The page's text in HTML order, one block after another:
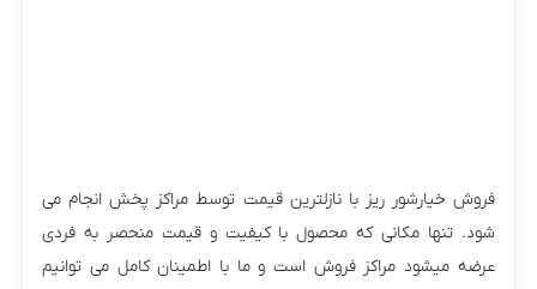
فروش خیارشور ریز با نازلترین قیمت توسط مراکز پخش انجام می
شود. تنها مکانی که محصول با کیفیت و قیمت منحصر به فردی
عرضه میشود مراکز فروش است و ما با اطمینان کامل می توانیم